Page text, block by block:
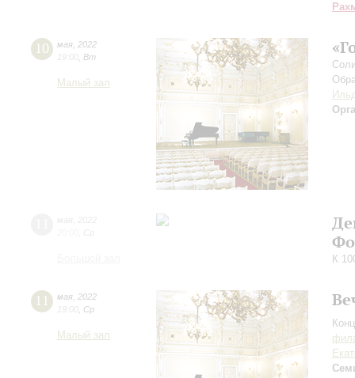
10 мая 2022
19:00 Вт
Малый зал
К
11 мая 2022
19:00 Ср
Малый зал